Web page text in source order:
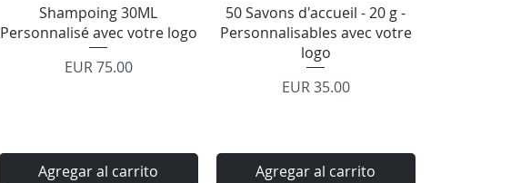
Vista rápida
Shampoing 30ML
Personnalisé avec votre logo
Precio
EUR 75.00
Agregar al carrito
Vista rápida
50 Savons d'accueil - 20 g -
Personnalisables avec votre
logo
Precio
EUR 35.00
Agregar al carrito